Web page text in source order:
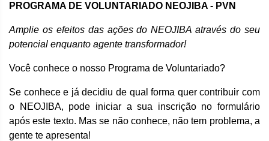
PROGRAMA DE VOLUNTARIADO NEOJIBA - PVN
Amplie os efeitos das ações do NEOJIBA através do seu
potencial enquanto agente transformador!
Você conhece o nosso Programa de Voluntariado?
Se conhece e já decidiu de qual forma quer contribuir com
o NEOJIBA, pode iniciar a sua inscrição no formulário
após este texto. Mas se não conhece, não tem problema, a
gente te apresenta!